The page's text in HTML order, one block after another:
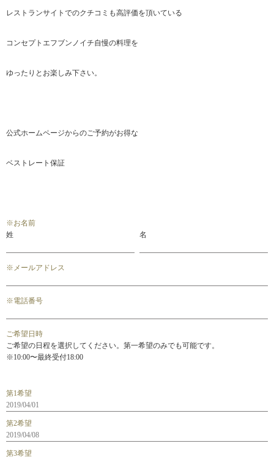
レストランサイトでのクチコミも高評価を頂いている
コンセプトエフブンノイチ自慢の料理を
ゆったりとお楽しみ下さい。
公式ホームページからのご予約がお得な
ベストレート保証
※お名前
姓
名
※ メールアドレス
※電話番号
ご希望日時
ご希望の日程を選択してください。第一希望のみでも可能です。
※10:00〜最終受付18:00
第1希望
第2希望
第3希望